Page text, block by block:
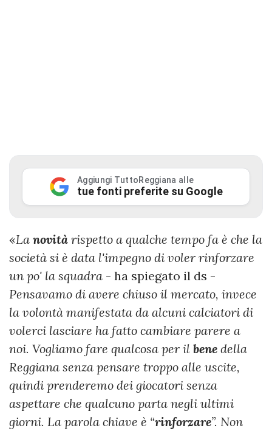
Aggiungi TuttoReggiana alle
tue fonti preferite su Google
«La novità rispetto a qualche tempo fa è che la
società si è data l'impegno di voler rinforzare
un po' la squadra - ha spiegato il ds -
Pensavamo di avere chiuso il mercato, invece
la volontà manifestata da alcuni calciatori di
volerci lasciare ha fatto cambiare parere a
noi. Vogliamo fare qualcosa per il bene della
Reggiana senza pensare troppo alle uscite,
quindi prenderemo dei giocatori senza
aspettare che qualcuno parta negli ultimi
giorni. La parola chiave è “rinforzare”. Non